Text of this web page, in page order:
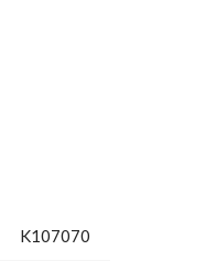
K107070